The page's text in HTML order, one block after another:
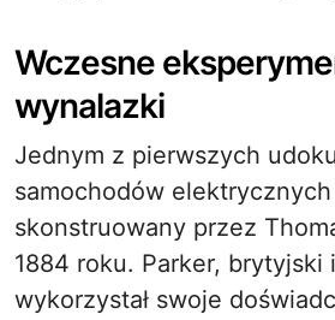
Wczesne
wynalazki
Jednym z pierwszych
samochodów elektrycznych
skonstruowany przez
1884 roku. Parker, brytyjski
wykorzystał swoje